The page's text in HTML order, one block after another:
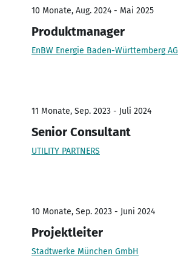
10 Monate, Aug. 2024 - Mai 2025
Produktmanager
EnBW Energie Baden-Württemberg AG
11 Monate, Sep. 2023 - Juli 2024
Senior Consultant
UTILITY PARTNERS
10 Monate, Sep. 2023 - Juni 2024
Projektleiter
Stadtwerke München GmbH